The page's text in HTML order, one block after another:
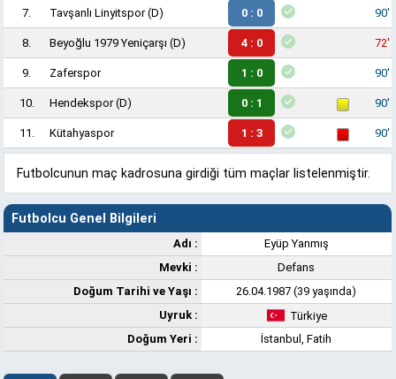
7. Tavşanlı Linyitspor(D) 0 : 0 90'
8. Beyoğlu 1979 Yeniçarşı (D) 4 : 0 72'
9. Zaferspor 1 : 0 90'
10. Hendekspor(D) 0 : 1 90'
11. Kütahyaspor 1 : 3 90'
Futbolcunun maç kadrosuna girdiği tüm maçlar listelenmiştir.
Futbolcu Genel Bilgileri
Adı :
Eyüp Yanmış
Mevki :
Defans
Doğum Tarihi ve Yaşı :
26.04.1987 (39 yaşında)
Uyruk :
Türkiye
Doğum Yeri :
İstanbul, Fatih